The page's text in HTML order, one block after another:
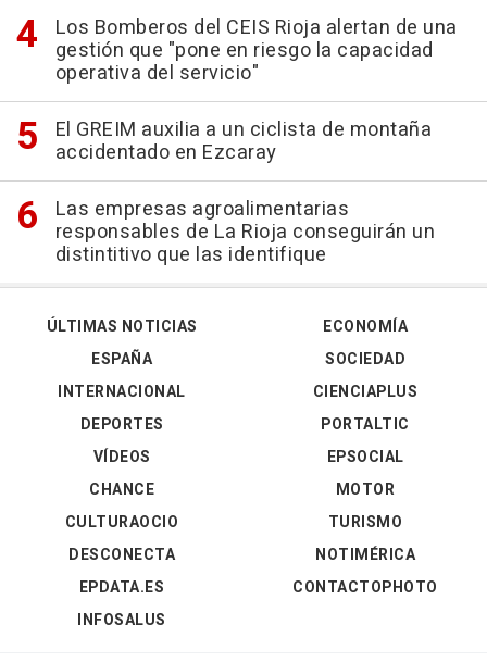
Los Bomberos del CEIS Rioja alertan de una
gestión que "pone en riesgo la capacidad
operativa del servicio"
El GREIM auxilia a un ciclista de montaña
accidentado en Ezcaray
Las empresas agroalimentarias
responsables de La Rioja conseguirán un
distintitivo que las identifique
ÚLTIMAS NOTICIAS
ESPAÑA
INTERNACIONAL
DEPORTES
VÍDEOS
ECONOMÍA
SOCIEDAD
CIENCIAPLUS
PORTALTIC
EPSOCIAL
CHANCE
CULTURAOCIO
DESCONECTA
EPDATA.ES
INFOSALUS
MOTOR
TURISMO
NOTIMÉRICA
CONTACTOPHOTO